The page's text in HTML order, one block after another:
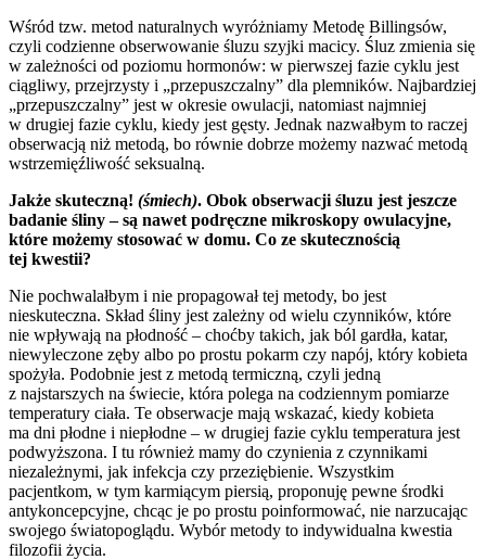
Wśród tzw. metod naturalnych wyróżniamy Metodę Billingsów,
czyli codzienne obserwowanie śluzu szyjki macicy. Śluz zmienia się
w zależności od poziomu hormonów: w pierwszej fazie cyklu jest
ciągliwy, przejrzysty i „przepuszczalny” dla plemników. Najbardziej
„przepuszczalny” jest w okresie owulacji, natomiast najmniej
w drugiej fazie cyklu, kiedy jest gęsty. Jednak nazwałbym to raczej
obserwacją niż metodą, bo równie dobrze możemy nazwać metodą
wstrzemięźliwość seksualną.
Jakże skuteczną! (śmiech). Obok obserwacji śluzu jest jeszcze
badanie śliny – są nawet podręczne mikroskopy owulacyjne,
które możemy stosować w domu. Co ze skutecznością
tej kwestii?
Nie pochwalałbym i nie propagował tej metody, bo jest
nieskuteczna. Skład śliny jest zależny od wielu czynników, które
nie wpływają na płodność – choćby takich, jak ból gardła, katar,
niewyleczone zęby albo po prostu pokarm czy napój, który kobieta
spożyła. Podobnie jest z metodą termiczną, czyli jedną
z najstarszych na świecie, która polega na codziennym pomiarze
temperatury ciała. Te obserwacje mają wskazać, kiedy kobieta
ma dni płodne i niepłodne – w drugiej fazie cyklu temperatura jest
podwyższona. I tu również mamy do czynienia z czynnikami
niezależnymi, jak infekcja czy przeziębienie. Wszystkim
pacjentkom, w tym karmiącym piersią, proponuję pewne środki
antykoncepcyjne, chcąc je po prostu poinformować, nie narzucając
swojego światopoglądu. Wybór metody to indywidualna kwestia
filozofii życia.